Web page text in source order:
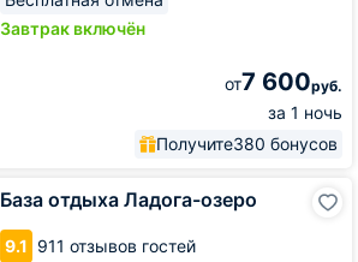
Завтрак включён
от7 600руб.
за 1 ночь
Получите380 бонусов
База отдыха Ладога-озеро
9.1 911 отзывов гостей